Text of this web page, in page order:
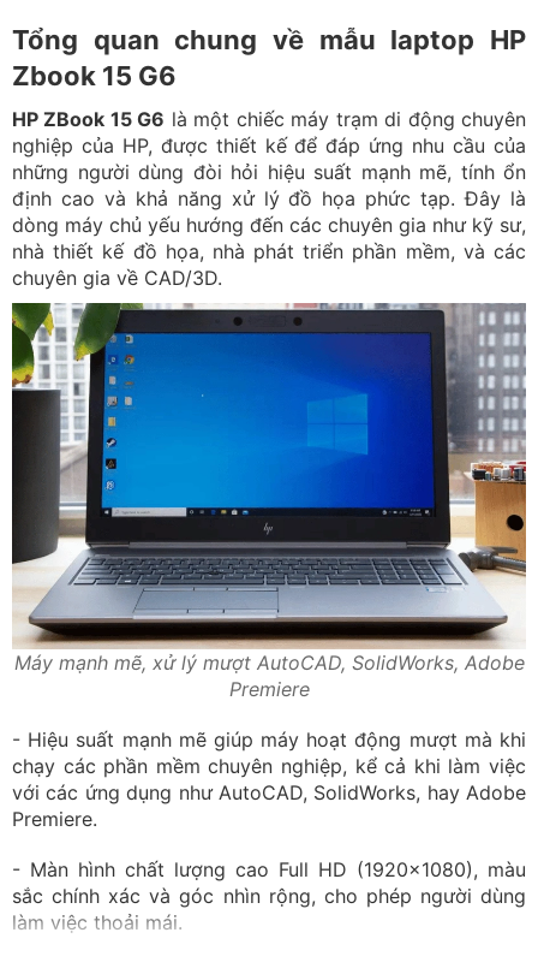
Tổng quan chung về mẫu laptop HP
Zbook 15 G6
HP ZBook 15 G6 là một chiếc máy trạm di động chuyên
nghiệp của HP, được thiết kế để đáp ứng nhu cầu của
những người dùng đòi hỏi hiệu suất mạnh mẽ, tính ổn
định cao và khả năng xử lý đồ họa phức tạp. Đây là
dòng máy chủ yếu hướng đến các chuyên gia như kỹ sư,
nhà thiết kế đồ họa, nhà phát triển phần mềm, và các
chuyên gia về CAD/3D.
Máy mạnh mẽ, xử lý mượt AutoCAD, SolidWorks, Adobe
Premiere
- Hiệu suất mạnh mẽ giúp máy hoạt động mượt mà khi
chạy các phần mềm chuyên nghiệp, kể cả khi làm việc
với các ứng dụng như AutoCAD, SolidWorks, hay Adobe
Premiere.
- Màn hình chất lượng cao Full HD (1920x1080), màu
sắc chính xác và góc nhìn rộng, cho phép người dùng
làm việc thoải mái.